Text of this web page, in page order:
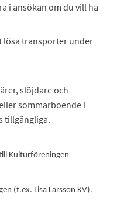
i ansökan om du vill ha
lösa transporter under
slöjdare och
sommarboende i
tillgängliga.
Kulturföreningen
(t.ex. Lisa Larsson KV).